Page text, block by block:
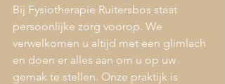
Bij Fysiotherapie Ruitersbos staat
persoonlijke zorg voorop. We
verwelkomen u altijd met een glimlach
en doen er alles aan om u op uw
gemak te stellen. Onze praktijk is